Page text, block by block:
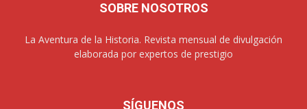
SOBRE NOSOTROS
La Aventura de la Historia. Revista mensual de divulgación
elaborada por expertos de prestigio
SÍGUENOS